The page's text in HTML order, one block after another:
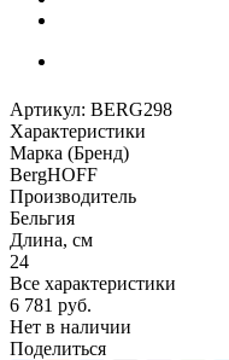
Артикул: BERG298
Характеристики
Марка (Бренд)
BergHOFF
Производитель
Бельгия
Длина, см
24
Все характеристики
6 781 руб.
Нет в наличии
Поделиться